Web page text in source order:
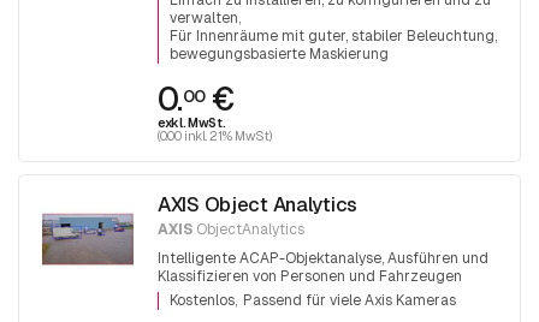
verwalten
Für Innenräume mit guter, stabiler Beleuchtung
bewegungsbasierte Maskierung
0.00€
exkl. MwSt.
(0.00 inkl. 21% MwSt)
AXIS Object Analytics
AXIS ObjectAnalytics
Intelligente ACAP-Objektanalyse, Ausführen und
Klassifizieren von Personen und Fahrzeugen
Kostenlos Passend für viele Axis Kameras